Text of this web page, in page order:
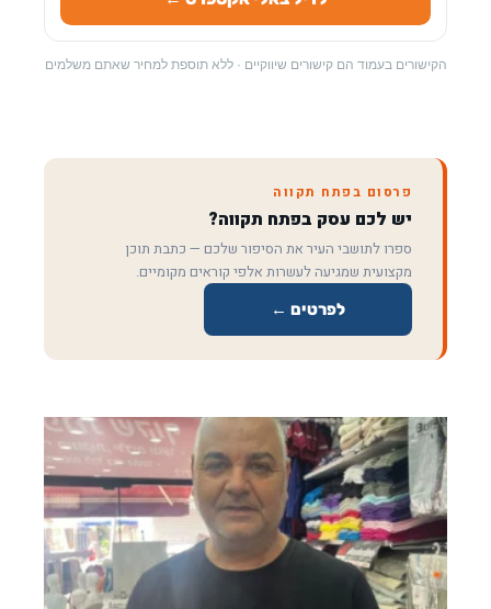
הקישורים בעמוד הם קישורים שיווקיים · ללא תוספת למחיר שאתם משלמים
פרסום בפתח תקווה
יש לכם עסק בפתח תקווה?
ספרו לתושבי העיר את הסיפור שלכם — כתבת תוכן
מקצועית שמגיעה לעשרות אלפי קוראים מקומיים.
לפרטים ←